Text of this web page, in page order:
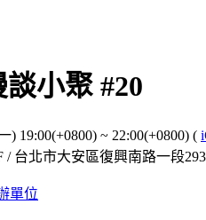
小聚 #20
) 19:00(+0800) ~ 22:00(+0800) (
/ 台北市大安區復興南路一段
單位